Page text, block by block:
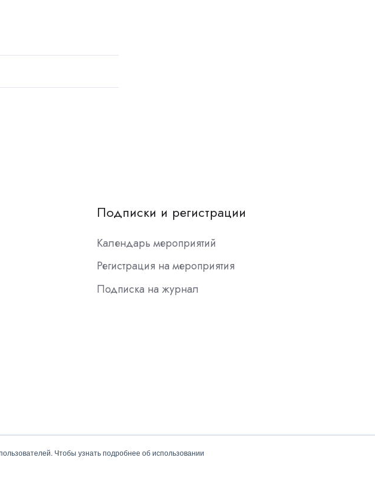
Чтобы узнать подробнее об использовании
Подписки и регистрации
Календарь мероприятий
Регистрация на мероприятия
Подписка на журнал